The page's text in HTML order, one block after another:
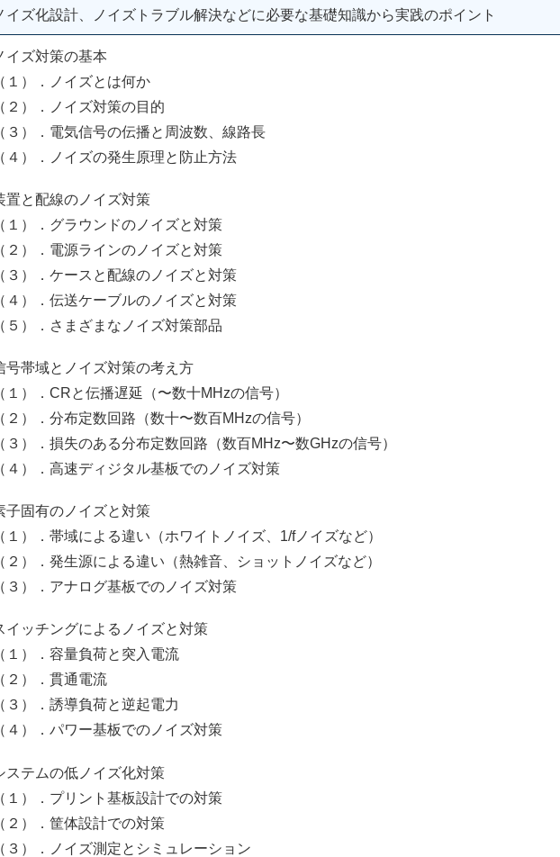
イズ化設計、ノイズトラブル解決などに必要な基礎知識から実践のポイント
イズ対策の基本
）．ノイズとは何か
．ノイズ対策の目的
．電気信号の伝播と周波数、線路長
．ノイズの発生原理と防止方法
置と配線のノイズ対策
．グラウンドのノイズと対策
．電源ラインのノイズと対策
．ケースと配線のノイズと対策
．伝送ケーブルのノイズと対策
．さまざまなノイズ対策部品
号帯域とノイズ対策の考え方
．CRと伝播遅延（〜数十MHzの信号）
．分布定数回路（数十〜数百MHzの信号）
．損失のある分布定数回路（数百MHz〜数GHzの信号）
．高速ディジタル基板でのノイズ対策
子固有のノイズと対策
．帯域による違い（ホワイトノイズ、1/fノイズなど）
．発生源による違い（熱雑音、ショットノイズなど）
．アナログ基板でのノイズ対策
イッチングによるノイズと対策
．容量負荷と突入電流
）．貫通電流
．誘導負荷と逆起電力
．パワー基板でのノイズ対策
ステムの低ノイズ化対策
．プリント基板設計での対策
）．筐体設計での対策
．ノイズ測定とシミュレーション